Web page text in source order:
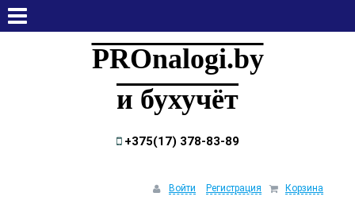
PROnalogi.by
и бухучёт
+375(17) 378-83-89
Войти Регистрация Корзина